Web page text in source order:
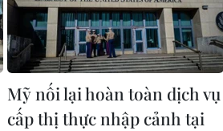
Mỹ nối lại hoàn toàn dịch vụ
cấp thị thực nhập cảnh tại